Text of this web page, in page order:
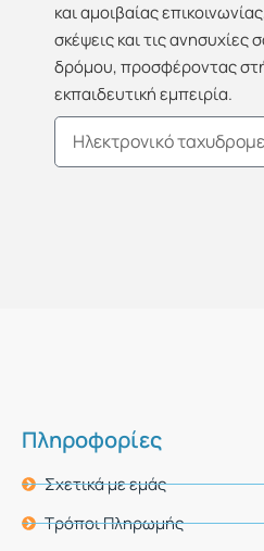
και αμοιβαίας
σκέψεις και τις
δρόμου, προσφέροντας
εκπαιδευτική εμπειρία.
Email
Πληροφορίες
Σχετικά με εμάς
Τρόποι Πληρωμής